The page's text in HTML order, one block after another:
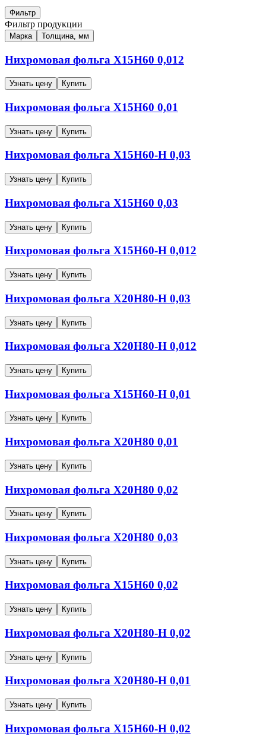
Фильтр
Фильтр продукции
Марка Толщина, мм
Нихромовая фольга Х15Н60 0,012
Узнать цену Купить
Нихромовая фольга Х15Н60 0,01
Узнать цену Купить
Нихромовая фольга Х15Н60-Н 0,03
Узнать цену Купить
Нихромовая фольга Х15Н60 0,03
Узнать цену Купить
Нихромовая фольга Х15Н60-Н 0,012
Узнать цену Купить
Нихромовая фольга Х20Н80-Н 0,03
Узнать цену Купить
Нихромовая фольга Х20Н80-Н 0,012
Узнать цену Купить
Нихромовая фольга Х15Н60-Н 0,01
Узнать цену Купить
Нихромовая фольга Х20Н80 0,01
Узнать цену Купить
Нихромовая фольга Х20Н80 0,02
Узнать цену Купить
Нихромовая фольга Х20Н80 0,03
Узнать цену Купить
Нихромовая фольга Х15Н60 0,02
Узнать цену Купить
Нихромовая фольга Х20Н80-Н 0,02
Узнать цену Купить
Нихромовая фольга Х20Н80-Н 0,01
Узнать цену Купить
Нихромовая фольга Х15Н60-Н 0,02